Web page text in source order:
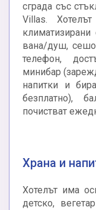
сграда със
Villas.
климатизирани
вана/душ,
телефон,
минибар
напитки и
безплатно),
почистват
Храна и
Хотелът има
детско,